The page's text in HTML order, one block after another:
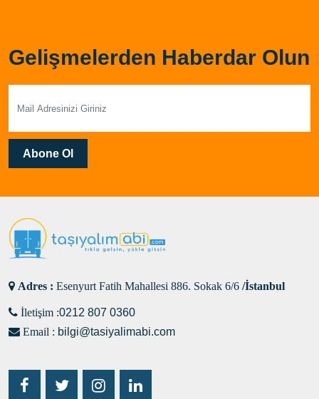
Gelişmelerden Haberdar Olun
Abone Ol
Adres : Esenyurt Fatih Mahallesi 886. Sokak 6/6 /İstanbul
İletişim :0212 807 0360
Email : bilgi@tasiyalimabi.com